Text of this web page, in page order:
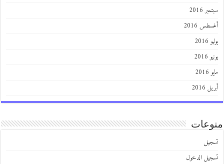
سبتمبر 2016
أغسطس 2016
يوليو 2016
يونيو 2016
مايو 2016
أبريل 2016
منوعات
تسجيل
تسجيل الدخول